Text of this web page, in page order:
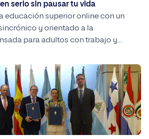
serio sin pausar tu vida
educación superior online con un
y orientado a la
para adultos con trabajo y
permite estudiar una carrera oficial
ni personal.